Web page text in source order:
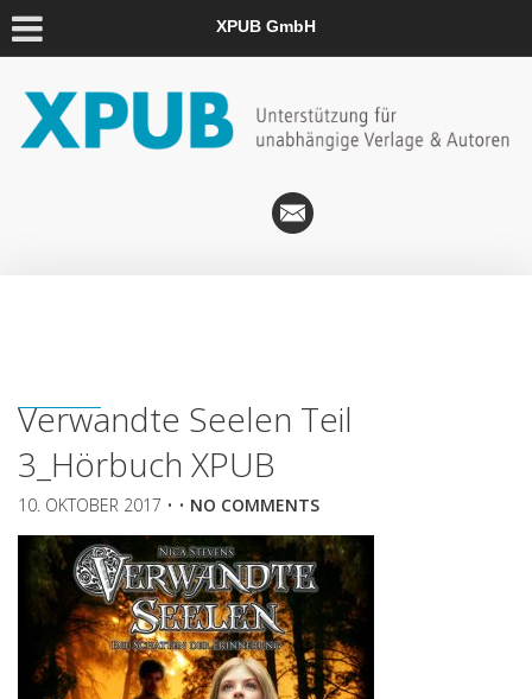
XPUB GmbH
Verwandte Seelen Teil
3_Hörbuch XPUB
10. OKTOBER 2017 • • NO COMMENTS